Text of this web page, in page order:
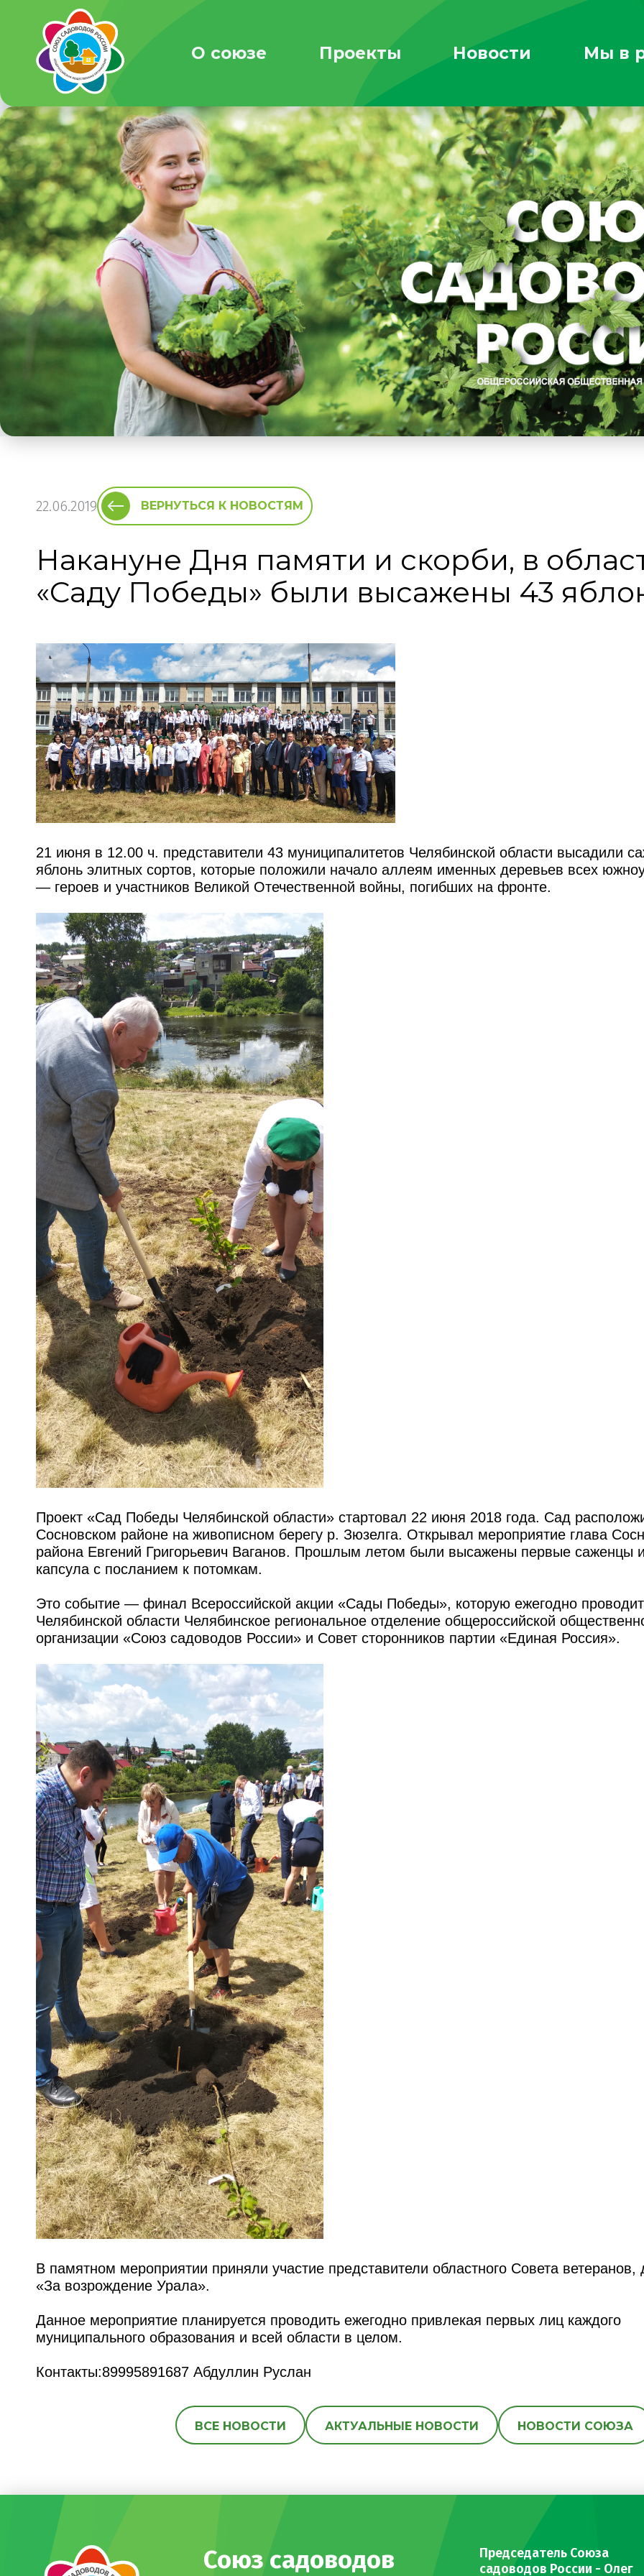
О союзе Проекты Новости Мы в
22.06.2019 ВЕРНУТЬСЯ К НОВОСТЯМ
Накануне Дня памяти и скорби, в
«Саду Победы» были высажены 43
21 июня в 12.00 ч. представители 43 муниципалитетов Челябинской области высадили
яблонь элитных сортов, которые положили начало аллеям именных деревьев всех
— героев и участников Великой Отечественной войны, погибших на фронте.
Проект «Сад Победы Челябинской области» стартовал 22 июня 2018 года. Сад
Сосновском районе на живописном берегу р. Зюзелга. Открывал мероприятие глава
района Евгений Григорьевич Ваганов. Прошлым летом были высажены первые саженцы
капсула с посланием к потомкам.
Это событие — финал Всероссийской акции «Сады Победы», которую ежегодно
Челябинской области Челябинское региональное отделение общероссийской
организации «Союз садоводов России» и Совет сторонников партии «Единая Россия».
В памятном мероприятии приняли участие представители областного Совета ветеранов,
«За возрождение Урала».
Данное мероприятие планируется проводить ежегодно привлекая первых лиц каждого
муниципального образования и всей области в целом.
Контакты:89995891687 Абдуллин Руслан
ВСЕ НОВОСТИ АКТУАЛЬНЫЕ НОВОСТИ НОВОСТИ СОЮЗА
Союз садоводов
Председатель Союза
садоводов России - Олег